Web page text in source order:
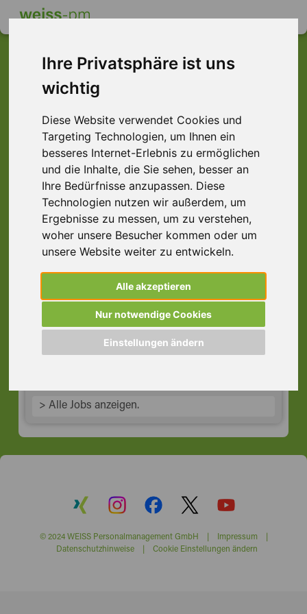
Ihre Privatsphäre ist uns
wichtig
Diese Website verwendet Cookies und
Targeting Technologien, um Ihnen ein
besseres Internet-Erlebnis zu ermöglichen
und die Inhalte, die Sie sehen, besser an
Ihre Bedürfnisse anzupassen. Diese
Technologien nutzen wir außerdem, um
Ergebnisse zu messen, um zu verstehen,
woher unsere Besucher kommen oder um
unsere Website weiter zu entwickeln.
Alle akzeptieren
Nur notwendige Cookies
Einstellungen ändern
Dieser Job ist leider
nicht mehr verfügbar ...
... aber vielleicht ist hier etwas dabei:
Kommissionierer (m/w/d) Schichtarbeit,
nahe Würzburg
97297 Waldbüttelbrunn
> Alle Jobs anzeigen.
© 2024 WEISS Personalmanagement GmbH | Impressum|
Datenschutzhinweise| Cookie Einstellungen ändern